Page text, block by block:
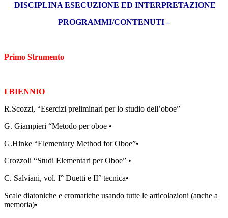
DISCIPLINA ESECUZIONE ED INTERPRETAZIONE
PROGRAMMI/CONTENUTI –
Primo Strumento
I BIENNIO
R.Scozzi, “Esercizi preliminari per lo studio dell’oboe”
G. Giampieri “Metodo per oboe •
G.Hinke “Elementary Method for Oboe”•
Crozzoli “Studi Elementari per Oboe” •
C. Salviani, vol. I° Duetti e II° tecnica•
Scale diatoniche e cromatiche usando tutte le articolazioni (anche a
memoria)•